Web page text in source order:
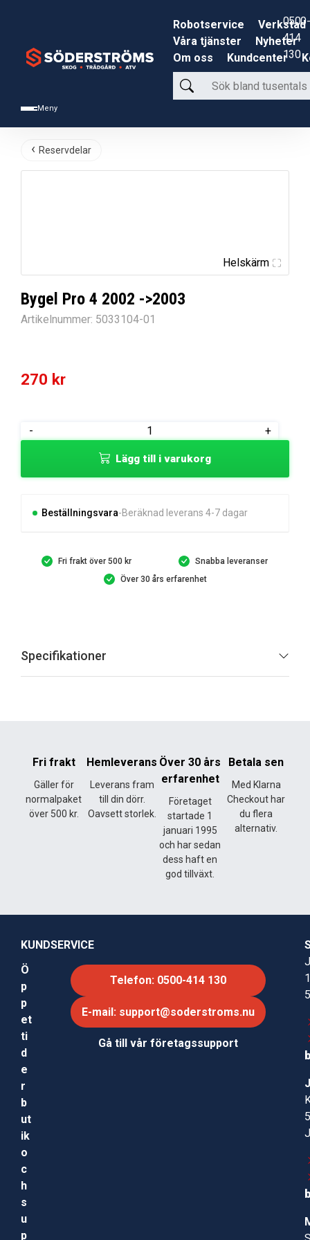
Meny
Robotservice
Verkstad
Våra tjänster
Nyheter
Om oss
Kundcenter
Sök
bland
produkter
0500-
414
130
Reservdelar
Helskärm
Bygel Pro 4 2002 ->2003
Artikelnummer: 5033104-01
270 kr
-
Bygel
2002
>2003
+
Lägg till i varukorg
Beställningsvara Beräknad leverans 4-7 dagar
Fri frakt över 500 kr
Snabba leveranser
Över 30 års erfarenhet
Specifikationer
Fri frakt
Gäller för
normalpaket
över 500 kr.
Hemleverans
Leverans fram
till din dörr.
Oavsett storlek.
Över 30 års
erfarenhet
Företaget
startade 1
januari 1995
och har sedan
dess haft en
god tillväxt.
Betala sen
Med Klarna
Checkout har
du flera
alternativ.
KUNDSERVICE
Ö
p
p
et
ti
d
e
r
b
ut
ik
o
c
h
s
u
p
Telefon: 0500-414 130
E-mail: support@soderstroms.nu
Gå till vår företagssupport